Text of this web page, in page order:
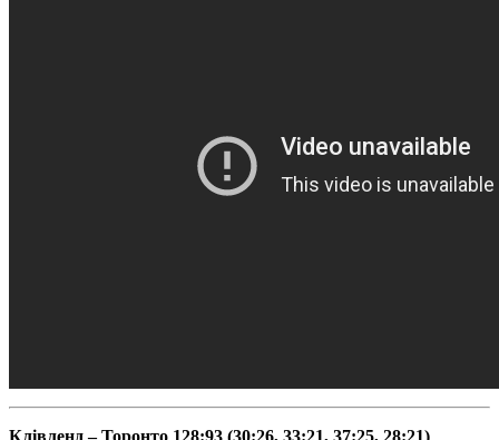
Клівленд – Торонто 128:93 (30:26, 33:21, 37:25, 28:21)